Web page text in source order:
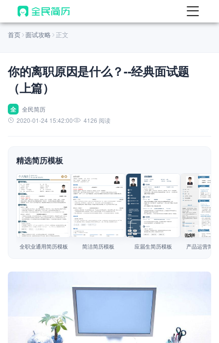
首页
AI 生成简历
AI 优化简历
AI 翻译简历
AI 诊断简历
面试自我介绍
AI 职场工具 New
简历模板
简历教程
首页 面试攻略 正文
你的离职原因是什么？--经典面试题
（上篇）
全
全民简历
2020-01-24 15:42:00
4126 阅读
精选简历模板
查看模板
全职业通用简历模板
查看模板
简洁简历模板
查看模板
应届生简历模板
查看模板
产品运营简